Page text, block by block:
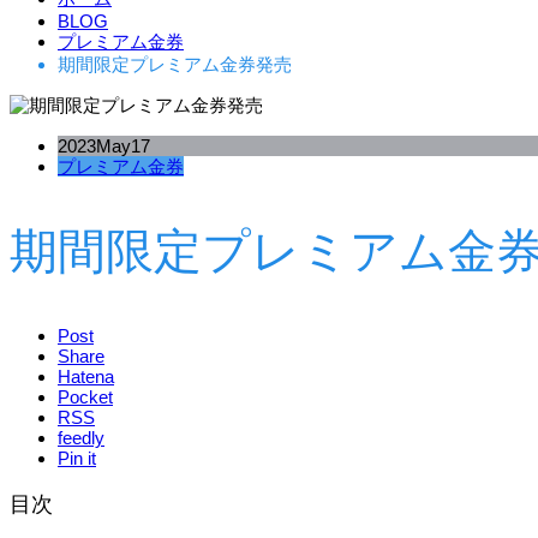
BLOG
プレミアム金券
期間限定プレミアム金券発売
2023May17
プレミアム金券
期間限定プレミアム金
Post
Share
Hatena
Pocket
RSS
feedly
Pin it
目次